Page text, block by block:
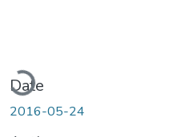
Date
2016-05-24